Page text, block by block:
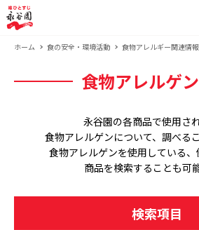
ホーム 食の安全・環境活動 食物アレルギー関連情報
食物アレルゲ
永谷園の各商品で使用さ
食物アレルゲンについて、調べる
食物アレルゲンを使用している
商品を検索することも可
検索項目